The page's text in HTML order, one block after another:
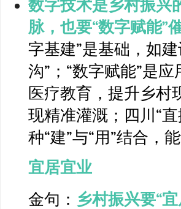
数字技术是乡村振兴
脉，也要“数字赋能”
字基建”是基础，如
沟”；“数字赋能”是
医疗教育，提升乡村
现精准灌溉；四川“
种“建”与“用”结合，
宜居宜业
金句： 乡村振兴要“